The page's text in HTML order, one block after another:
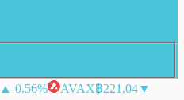
▲ 0.56% AVAX฿221.04▼